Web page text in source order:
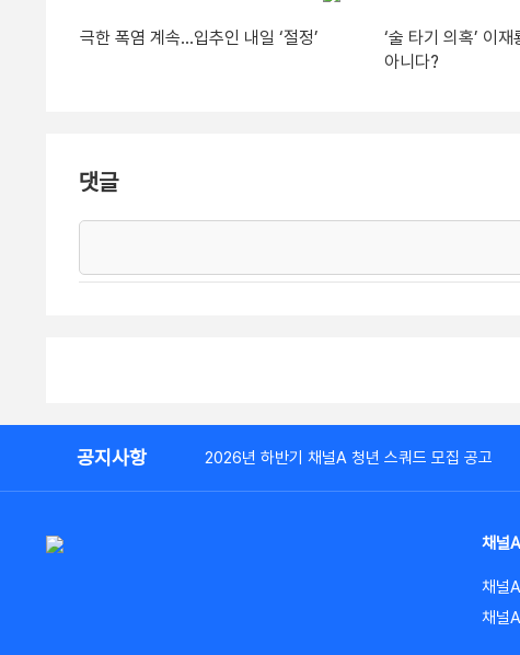
극한 폭염 계속…입추인 내일 ‘절정’
‘술 타기 의혹’ 이
아니다?
댓글
공지사항 2026년 하반기 채널A 청년 스쿼드 모집 공고
채널A
채널
채널